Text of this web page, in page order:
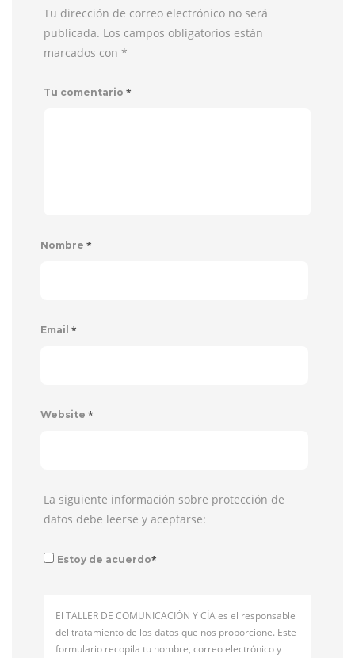
Tu dirección de correo electrónico no será
publicada. Los campos obligatorios están
marcados con *
Tu comentario *
Nombre *
Email *
Website *
La siguiente información sobre protección de
datos debe leerse y aceptarse:
Estoy de acuerdo*
El TALLER DE COMUNICACIÓN Y CÍA es el responsable
del tratamiento de los datos que nos proporcione. Este
formulario recopila tu nombre, correo electrónico y